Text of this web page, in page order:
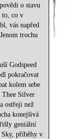
o stavu
to, co v
vás napřed
trochu
Godspeed
pokračovat
kolem sebe
Thee Silver
ostřeji než
konejšivá
geniální
Sky, příběhy v